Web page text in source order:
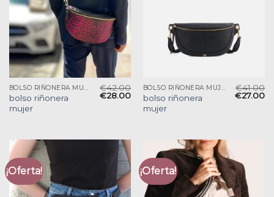
bolso riñonera
mujer
€42.00
€28.00
bolso riñonera
mujer
€41.00
€27.00
¡Oferta! ¡Oferta!